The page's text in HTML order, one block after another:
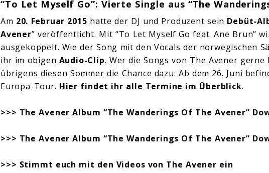
“To Let Myself Go”: Vierte Single aus “The
Am 20. Februar 2015 hatte der DJ und Produzent sein Debüt-
Avener” veröffentlicht. Mit “To Let Myself Go feat. Ane Brun”
ausgekoppelt. Wie der Song mit den Vocals der norwegischen
ihr im obigen Audio-Clip. Wer die Songs von The Avener
übrigens diesen Sommer die Chance dazu: Ab dem 26. Juni
Europa-Tour. Hier findet ihr alle Termine im Überblick.
>>> The Avener Album “The Wanderings Of The Avener”
>>> The Avener Album “The Wanderings Of The Avener”
>>> Stimmt euch mit den Videos von The Avener ein